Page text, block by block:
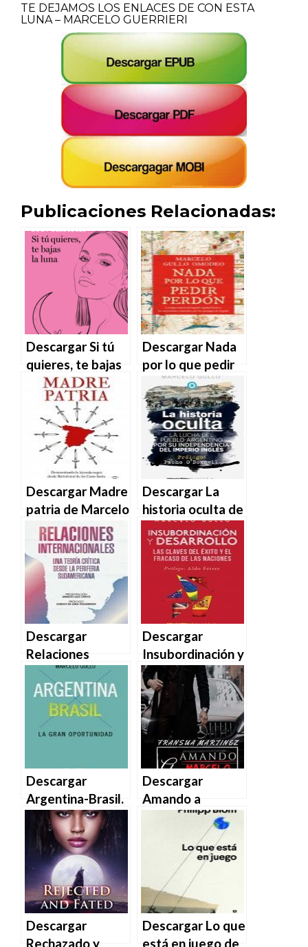
TE DEJAMOS LOS ENLACES DE CON ESTA
LUNA – MARCELO GUERRIERI
Publicaciones Relacionadas:
Descargar Si tú
quieres, te bajas
la luna de Luna
Javierre en EPUB
| PDF | MOBI
Descargar Nada
por lo que pedir
perdón –
Marcelo Gullo
Omodeo en EPUB
| PDF | MOBI
Descargar Madre
patria de Marcelo
Gullo Omodeo en
EPUB | PDF |
MOBI
Descargar La
historia oculta de
Marcelo Gullo
Omodeo en EPUB
| PDF | MOBI
Descargar
Relaciones
internacionales
de Marcelo Gullo
Omodeo en EPUB
| PDF | MOBI
Descargar
Insubordinación y
desarrollo de
Marcelo Gullo
Omodeo en EPUB
| PDF | MOBI
Descargar
Argentina-Brasil.
La gran
oportunidad de
Marcelo Gullo
Omodeo en EPUB
| PDF | MOBI
Descargar
Amando a
Marcelo de
Fransua Martinez
en EPUB | PDF |
MOBI
Descargar
Rechazado y
Descargar Lo que
está en juego de